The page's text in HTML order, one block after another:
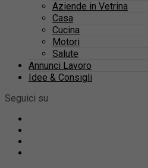
Aziende in Vetrina
Casa
Cucina
Motori
Salute
Annunci Lavoro
Idee & Consigli
Seguici su